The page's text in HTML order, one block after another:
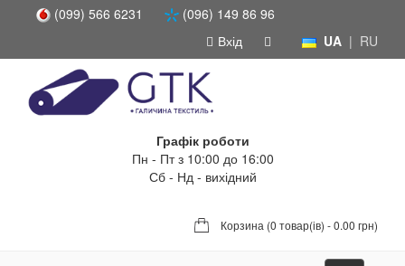
(099) 566 6231
(096) 149 86 96
UA | RU
Вхід
Графік роботи
Пн - Пт з 10:00 до 16:00
Сб - Нд - вихідний
Корзина (0 товар(ів) - 0.00 грн)